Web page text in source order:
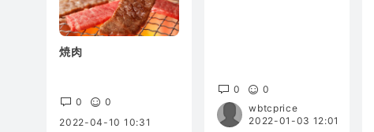
焼肉
0
0
2022-04-10 10:31
0
0
wbtcprice
2022-01-03 12:01